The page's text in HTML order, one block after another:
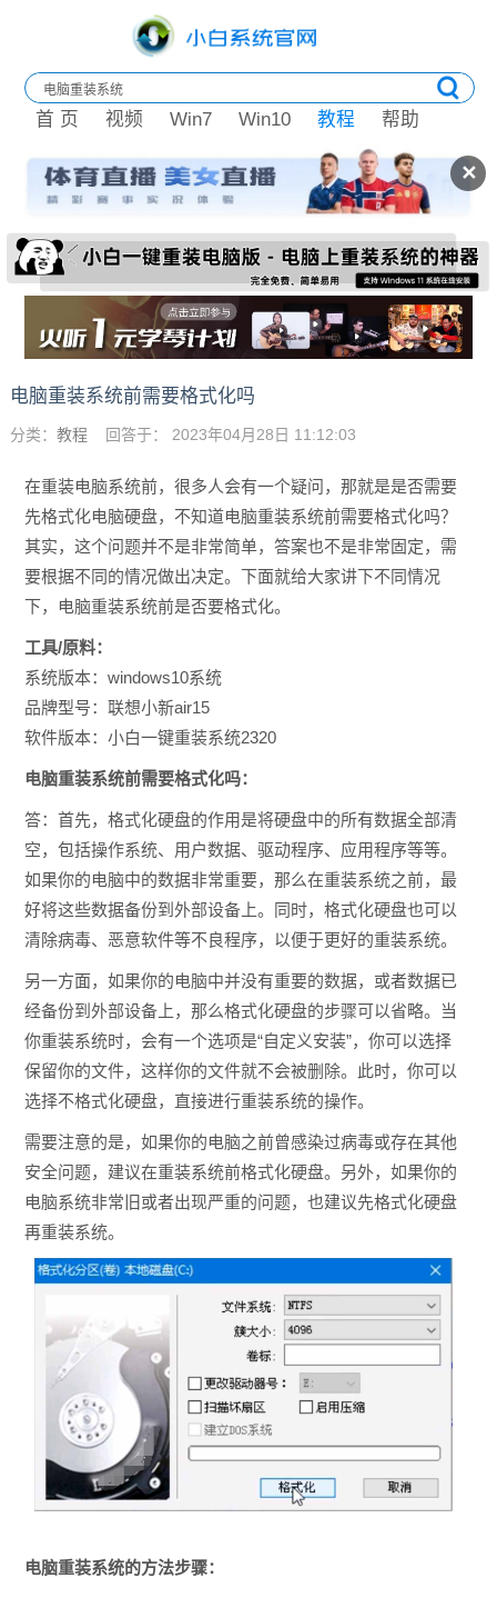
✕
首 页 视频 Win7 Win10 教程 帮助
电脑重装系统前需要格式化吗
分类： 教程 回答于： 2023年04月28日 11:12:03
在重装电脑系统前，很多人会有一个疑问，那就是是否需要
先格式化电脑硬盘，不知道电脑重装系统前需要格式化吗？
其实，这个问题并不是非常简单，答案也不是非常固定，需
要根据不同的情况做出决定。下面就给大家讲下不同情况
下，
电脑重装系统前是否要格式化。
工具/原料：
系统版本：windows10系统
品牌型号：联想小新air15
软件版本：小白一键重装系统2320
电脑重装系统前需要格式化吗：
答：首先，格式化硬盘的作用是将硬盘中的所有数据全部清
空，包括操作系统、用户数据、驱动程序、应用程序等等。
如果你的电脑中的数据非常重要，那么在重装系统之前，最
好将这些数据备份到外部设备上。同时，格式化硬盘也可以
清除病毒、恶意软件等不良程序，以便于更好的重装系统。
另一方面，如果你的电脑中并没有重要的数据，或者数据已
经备份到外部设备上，那么格式化硬盘的步骤可以省略。当
你重装系统时，会有一个选项是“自定义安装”，你可以选择
保留你的文件，这样你的文件就不会被删除。此时，你可以
选择不格式化硬盘，直接进行重装系统的操作。
需要注意的是，如果你的电脑之前曾感染过病毒或存在其他
安全问题，建议在重装系统前格式化硬盘。另外，如果你的
电脑系统非常旧或者出现严重的问题，也建议先格式化硬盘
再重装系统。
电脑重装系统的方法步骤：